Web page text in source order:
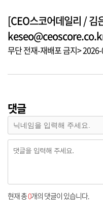
[CEO스코어데일리 / 김
무단 전재-재배포 금지>
댓글
현재 총0개의 댓글이 있습니다.